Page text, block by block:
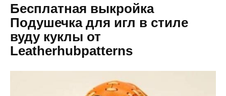
Бесплатная выкройка
Подушечка для игл в стиле
вуду куклы от
Leatherhubpatterns